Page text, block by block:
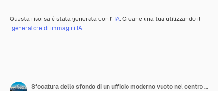
Questa risorsa è stata generata con l' IA. Creane una tua utilizzando il
generatore di immagini IA.
Sfocatura dello sfondo di un ufficio moderno vuoto nel centro della città Design degli interni dell'area di lavoro